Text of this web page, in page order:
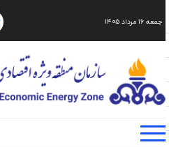
Ru Ch
جمعه ۱۶ مرداد ۱۴۰۵